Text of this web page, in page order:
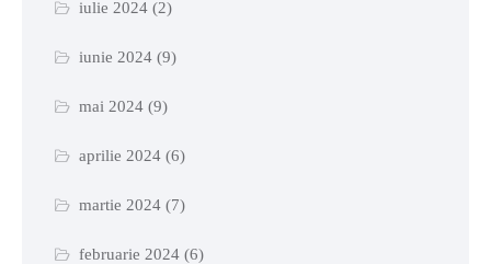
iulie 2024(2)
iunie 2024(9)
mai 2024(9)
aprilie 2024(6)
martie 2024(7)
februarie 2024(6)